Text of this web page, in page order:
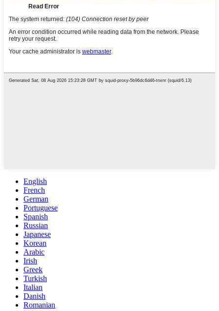
English
French
German
Portuguese
Spanish
Russian
Japanese
Korean
Arabic
Irish
Greek
Turkish
Italian
Danish
Romanian